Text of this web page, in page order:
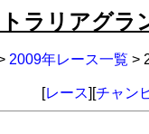
ラリアグラ
2009年レース一覧 >
[レース][チャン